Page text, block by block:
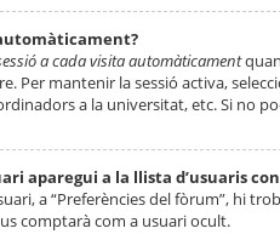
a cada visita automàticament
Per mantenir la sessió activa,
a la universitat, etc. Si no
aparegui a la llista d’usuaris
a “Preferències del fòrum”, hi
comptarà com a usuari ocult.